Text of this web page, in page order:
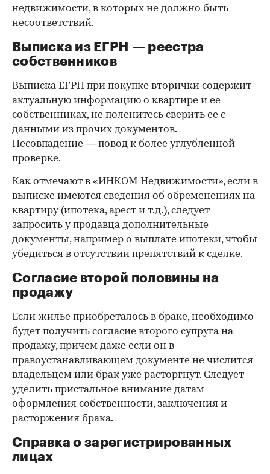
недвижимости, в которых не должно быть
несоответствий.
Выписка из ЕГРН — реестра
собственников
Выписка ЕГРН при покупке вторички содержит
актуальную информацию о квартире и ее
собственниках, не поленитесь сверить ее с
данными из прочих документов.
Несовпадение — повод к более углубленной
проверке.
Как отмечают в «ИНКОМ-Недвижимости», если в
выписке имеются сведения об обременениях на
квартиру (ипотека, арест и т.д.), следует
запросить у продавца дополнительные
документы, например о выплате ипотеки, чтобы
убедиться в отсутствии препятствий к сделке.
Согласие второй половины на
продажу
Если жилье приобреталось в браке, необходимо
будет получить согласие второго супруга на
продажу, причем даже если он в
правоустанавливающем документе не числится
владельцем или брак уже расторгнут. Следует
уделить пристальное внимание датам
оформления собственности, заключения и
расторжения брака.
Справка о зарегистрированных
лицах